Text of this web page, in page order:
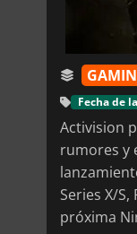
Fecha de
Activision
rumores y
Series X/
próxima